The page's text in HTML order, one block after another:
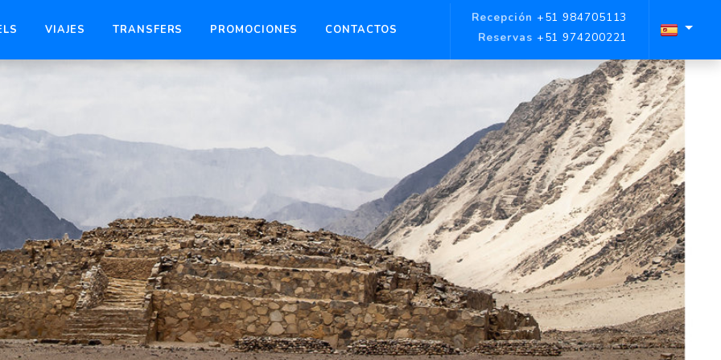
VIAJES TRANSFERS PROMOCIONES CONTACTOS
Recepción +51 984705113
Reservas +51 974200221